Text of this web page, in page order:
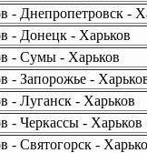
- Днепропетровск -
- Донецк - Харьков
- Сумы - Харьков
- Запорожье -
- Луганск - Харьков
- Черкассы - Харьков
- Святогорск -